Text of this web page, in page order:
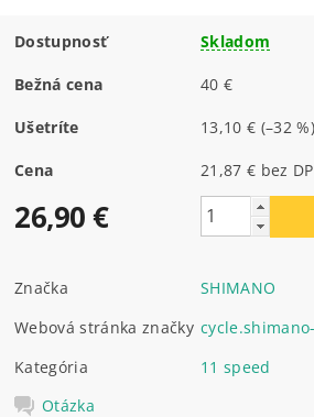
Dostupnosť Skladom
Bežná cena 40 €
Ušetríte 13,10 € (–32 %)
Cena 21,87 € bez
26,90 €
Značka
SHIMANO
Webová stránka značky
Kategória
11 speed
Otázka